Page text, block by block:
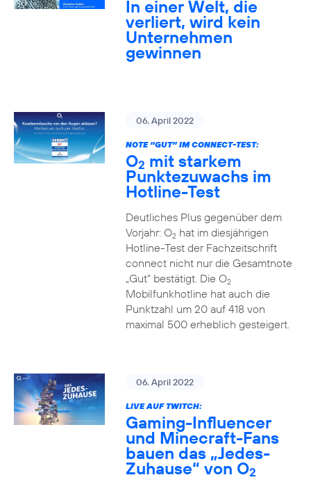
In einer Welt, die
verliert, wird kein
Unternehmen
gewinnen
06. April 2022
NOTE “GUT” IM CONNECT-TEST:
O2 mit starkem
Punktezuwachs im
Hotline-Test
Deutliches Plus gegenüber dem
Vorjahr: O2hat im diesjährigen
Hotline-Test der Fachzeitschrift
connect nicht nur die Gesamtnote
„Gut“ bestätigt. Die O2
Mobilfunkhotline hat auch die
Punktzahl um 20 auf 418 von
maximal 500 erheblich gesteigert.
06. April 2022
LIVE AUF TWITCH:
Gaming-Influencer
und Minecraft-Fans
bauen das „Jedes-
Zuhause“ von O2